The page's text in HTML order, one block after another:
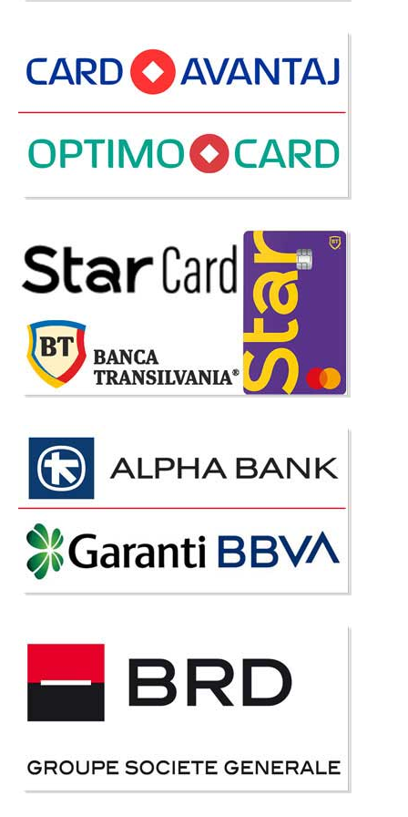
Coltar turcoaz extensibil mare pt.
living New Minas
Minas Indiferent ca sunteti din Pitesti Sibiu Constanta Iasi sau Bucuresti
ori din alta localitate din Romania tendintele si ideile de amenajare a zonei
de living sunt asemanatoare. O lume din..
6.775 Lei
Pret Redus 4.705 Lei
Stoc Epuizat - Indisponibil
Adauga la Favorite
-43%
Comoda TV alb gri antracit moderna
de Lux Prada
Comode tv pt. living modern de Lux – Alb Gri antracit – Prada original
LINIA DE MOBILIER PRADA ESTE IN LICHIDARE DE STOC Va rugam sa ne
contactati pt. confirmare stocuri Pentru mobilarea unui living pe stil
823 Lei
Pret Redus 470 Lei